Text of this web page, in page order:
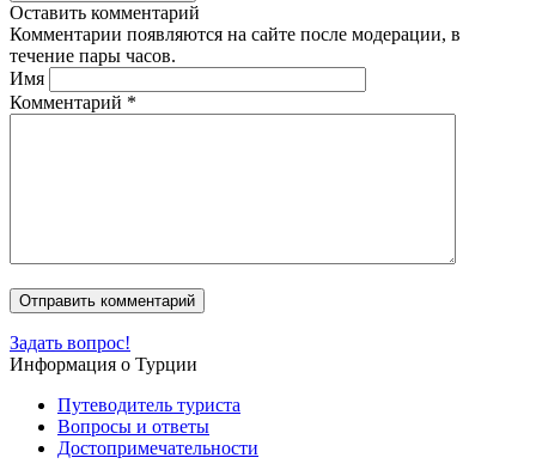
Оставить комментарий
Комментарии появляются на сайте после модерации, в
течение пары часов.
Имя
Комментарий *
Задать вопрос!
Информация о Турции
Путеводитель туриста
Вопросы и ответы
Достопримечательности